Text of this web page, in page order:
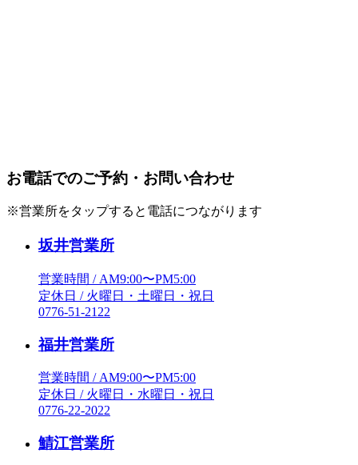
お電話でのご予約・お問い合わせ
※営業所をタップすると電話につながります
坂井営業所
営業時間 / AM9:00〜PM5:00
定休日 / 火曜日・土曜日・祝日
0776-51-2122
福井営業所
営業時間 / AM9:00〜PM5:00
定休日 / 火曜日・水曜日・祝日
0776-22-2022
鯖江営業所